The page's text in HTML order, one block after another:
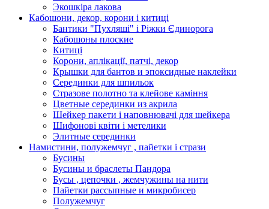
Экошкiра лакова
Кабошони, декор, корони і китиці
Бантики "Пухляші" і Ріжки Єдинорога
Кабошоны плоские
Китиці
Корони, аплікації, патчі, декор
Крышки для бантов и эпоксидные наклейки
Серединки для шпильок
Стразове полотно та клейове каміння
Цветные серединки из акрила
Шейкер пакети і наповнювачі для шейкера
Шифонові квіти і метелики
Элитные серединки
Намистини, полужемчуг , пайетки і стрази
Бусины
Бусины и браслеты Пандора
Бусы , цепочки , жемчужины на нити
Пайетки рассыпные и микробисер
Полужемчуг